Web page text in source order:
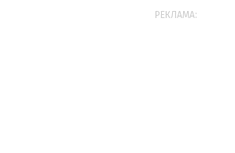
РЕКЛАМА: